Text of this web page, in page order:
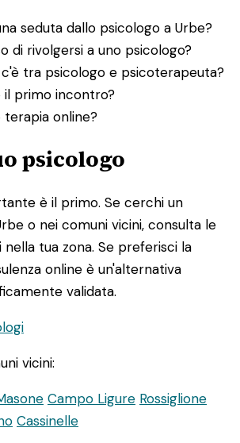
seduta dallo psicologo a Urbe?
di rivolgersi a uno psicologo?
tra psicologo e psicoterapeuta?
il primo incontro?
terapia online?
psicologo
è il primo. Se cerchi un
o nei comuni vicini, consulta le
tua zona. Se preferisci la
online è un'alternativa
validata.
vicini:
Campo Ligure Rossiglione
Cassinelle